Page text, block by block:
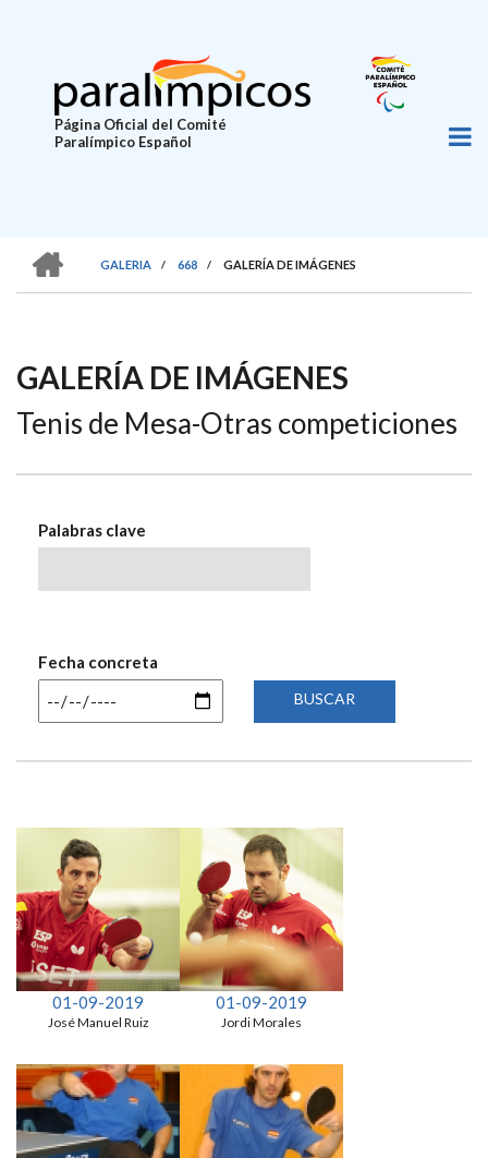
principal
Página Oficial del Comité
Paralímpico Español
SOBRESCRIBIR
DE
AYUDA
A
GALERIA
/ 668 / GALERÍA DE IMÁGENES
GALERÍA DE IMÁGENES
Tenis de Mesa-Otras competiciones
Palabras clave
Fecha concreta
01-09-2019
José Manuel Ruiz
01-09-2019
Jordi Morales